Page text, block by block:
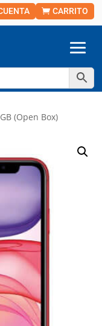
CARRITO
(Open Box)